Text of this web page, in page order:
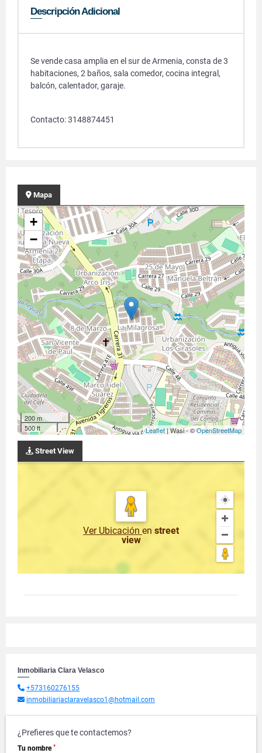
Descripción Adicional
Se vende casa amplia en el sur de Armenia, consta de 3
habitaciones, 2 baños, sala comedor, cocina integral,
balcón, calentador, garaje.
Contacto: 3148874451
Mapa
+
−
200 m
500 ft
Leaflet| Wasi - ©OpenStreetMap
Street View
Ver Ubicación en street
view
Inmobiliaria Clara Velasco
+573160276155
inmobiliariaclaravelasco1@hotmail.com
¿Prefieres que te contactemos?
Tu nombre *